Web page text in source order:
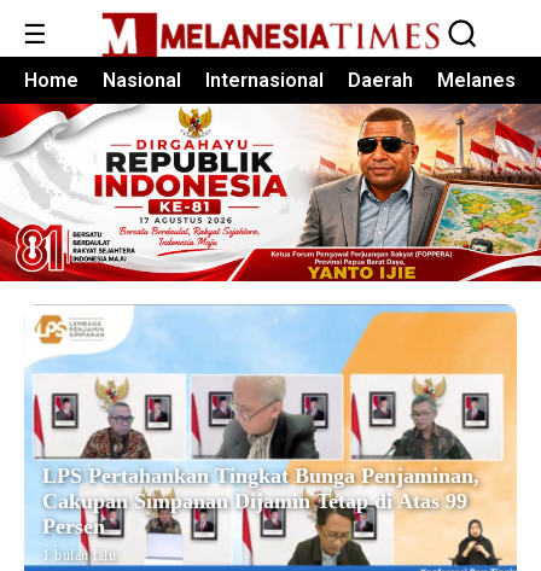
☰
Home Nasional Internasional Daerah Melanesia
LPS Pertahankan Tingkat Bunga Penjaminan,
Cakupan Simpanan Dijamin Tetap di Atas 99
Persen
1 bulan lalu